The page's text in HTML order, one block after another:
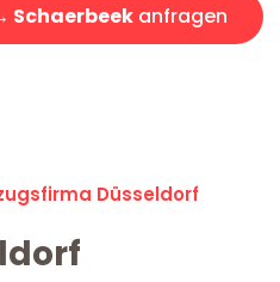
Schaerbeekanfragen
Düsseldorf